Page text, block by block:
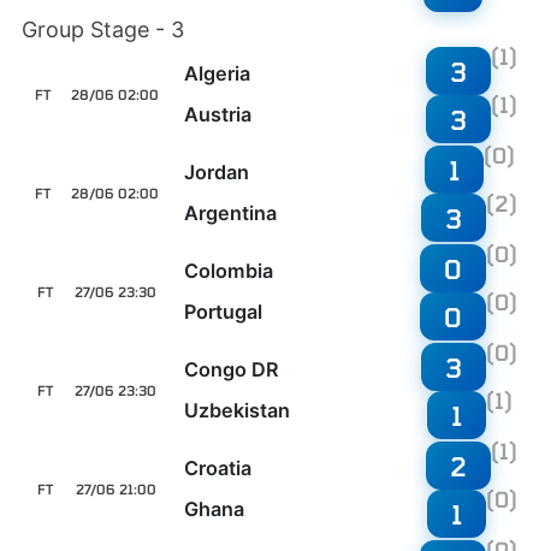
Group Stage - 3
28/06 02:00
FT
Algeria
Austria
3 (1)
3 (1)
28/06 02:00
FT
Jordan
Argentina
1 (0)
3 (2)
27/06 23:30
FT
Colombia
Portugal
0 (0)
0 (0)
27/06 23:30
FT
Congo DR
Uzbekistan
3 (0)
1 (1)
27/06 21:00
FT
Croatia
Ghana
2 (1)
1 (0)